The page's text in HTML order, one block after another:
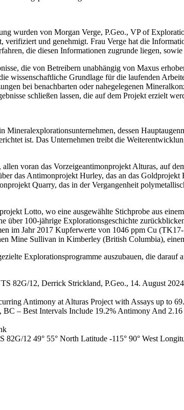
wurden von Morgan Verge, P.Geo., VP of
und genehmigt. Frau Verge hat die
die diesen Informationen zugrunde liegen,
die von Betreibern unabhängig von Maxus
wissenschaftliche Grundlage für die laufenden
bei benachbarten oder nahegelegenen
schließen lassen, die auf dem Projekt erzielt
dessen
ist. Das Unternehmen treibt die
voran das Vorzeigeantimonprojekt Alturas, auf
das Antimonprojekt Hurley, das an das
Quarry, das in der Vergangenheit
Lotto, wo eine ausgewählte Stichprobe aus
über 100-jährige Explorationsgeschichte
im Jahr 2017 Kupferwerte von 1046 ppm Cu
Mine Sullivan in Kimberley (British Columbia),
Explorationsprogramme auszubauen, die darauf
82G/12, Derrick Strickland, P.Geo., 14. August
Antimony at Alturas Project with Assays up to
BC – Best Intervals Include 19.2% Antimony And
12 49° 55° North Latitude -115° 90° West